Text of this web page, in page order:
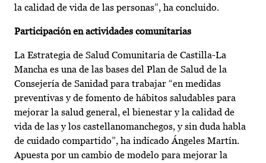
la calidad de vida de las personas”, ha concluido.
Participación en actividades comunitarias
La Estrategia de Salud Comunitaria de Castilla-La
Mancha es una de las bases del Plan de Salud de la
Consejería de Sanidad para trabajar “en medidas
preventivas y de fomento de hábitos saludables para
mejorar la salud general, el bienestar y la calidad de
vida de las y los castellanomanchegos, y sin duda habla
de cuidado compartido”, ha indicado Ángeles Martín.
Apuesta por un cambio de modelo para mejorar la